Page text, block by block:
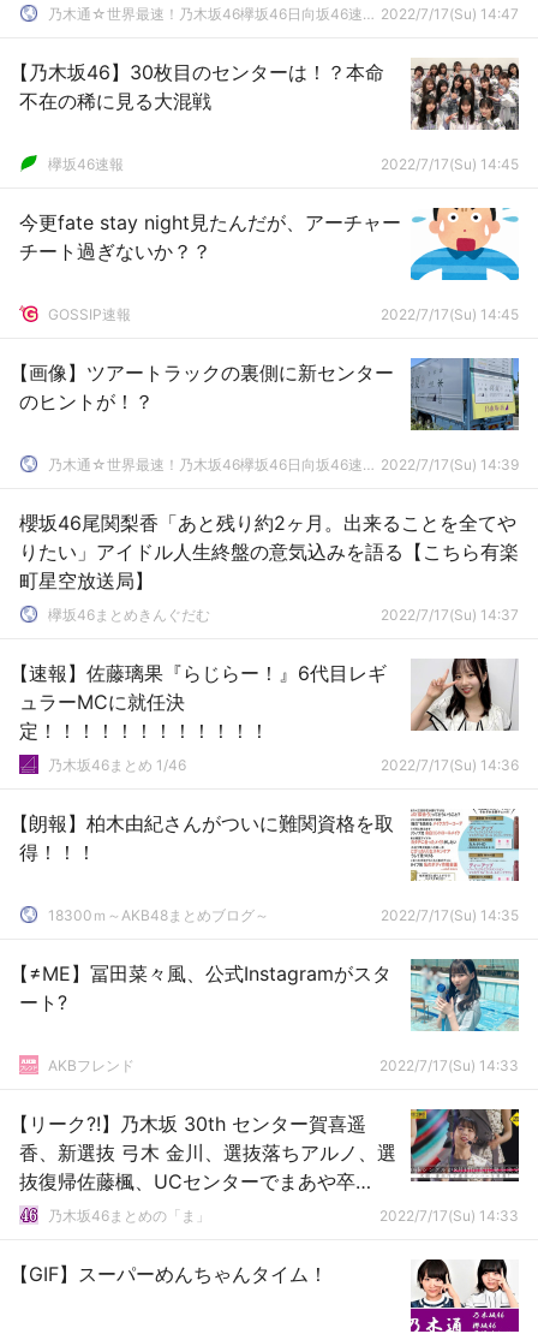
乃木通☆世界最速！乃木坂46欅坂46日向坂46速報まとめ 2022/7/17(Su) 14:47
【乃木坂46】30枚目のセンターは！？本命
不在の稀に見る大混戦
欅坂46速報 2022/7/17(Su) 14:45
今更fate stay night見たんだが、アーチャー
チート過ぎないか？？
GOSSIP速報 2022/7/17(Su) 14:45
【画像】ツアートラックの裏側に新センター
のヒントが！？
乃木通☆世界最速！乃木坂46欅坂46日向坂46速報まとめ 2022/7/17(Su) 14:39
櫻坂46尾関梨香「あと残り約2ヶ月。出来ることを全てや
りたい」アイドル人生終盤の意気込みを語る【こちら有楽
町星空放送局】
欅坂46まとめきんぐだむ 2022/7/17(Su) 14:37
【速報】佐藤璃果『らじらー！』6代目レギ
ュラーMCに就任決
定！！！！！！！！！！！！
乃木坂46まとめ 1/46 2022/7/17(Su) 14:36
【朗報】柏木由紀さんがついに難関資格を取
得！！！
18300ｍ～AKB48まとめブログ～ 2022/7/17(Su) 14:35
【≠ME】冨田菜々風、公式Instagramがスタ
ート?
AKBフレンド 2022/7/17(Su) 14:33
【リーク?!】乃木坂 30th センター賀喜遥
香、新選抜 弓木 金川、選抜落ちアルノ、選
抜復帰佐藤楓、UCセンターでまあや卒
業…?!乃木坂46まとめの「ま」 2022/7/17(Su) 14:33
【GIF】スーパーめんちゃんタイム！